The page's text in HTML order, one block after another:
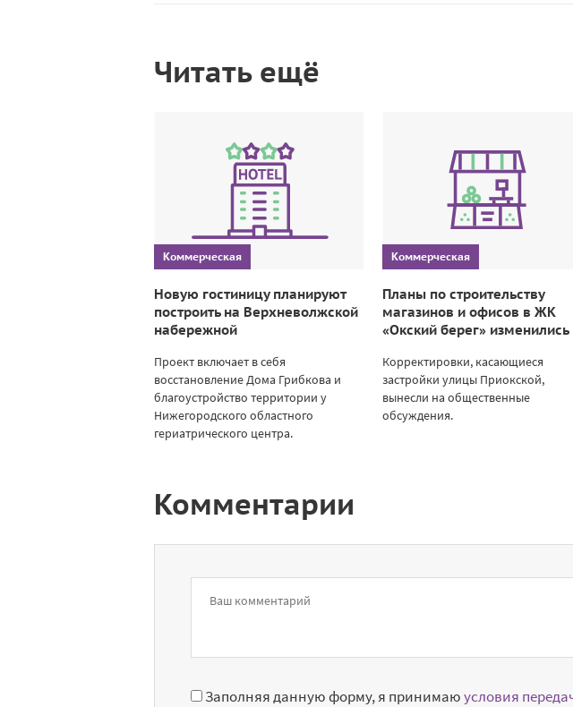
Читать ещё
Коммерческая
Новую гостиницу планируют
построить на Верхневолжской
набережной
Проект включает в себя
восстановление Дома Грибкова и
благоустройство территории у
Нижегородского областного
гериатрического центра.
Коммерческая
Планы по строительству
магазинов и офисов в ЖК
«Окский берег» изменились
Корректировки, касающиеся
застройки улицы Приокской,
вынесли на общественные
обсуждения.
Комментарии
Заполняя данную форму, я принимаюусловия